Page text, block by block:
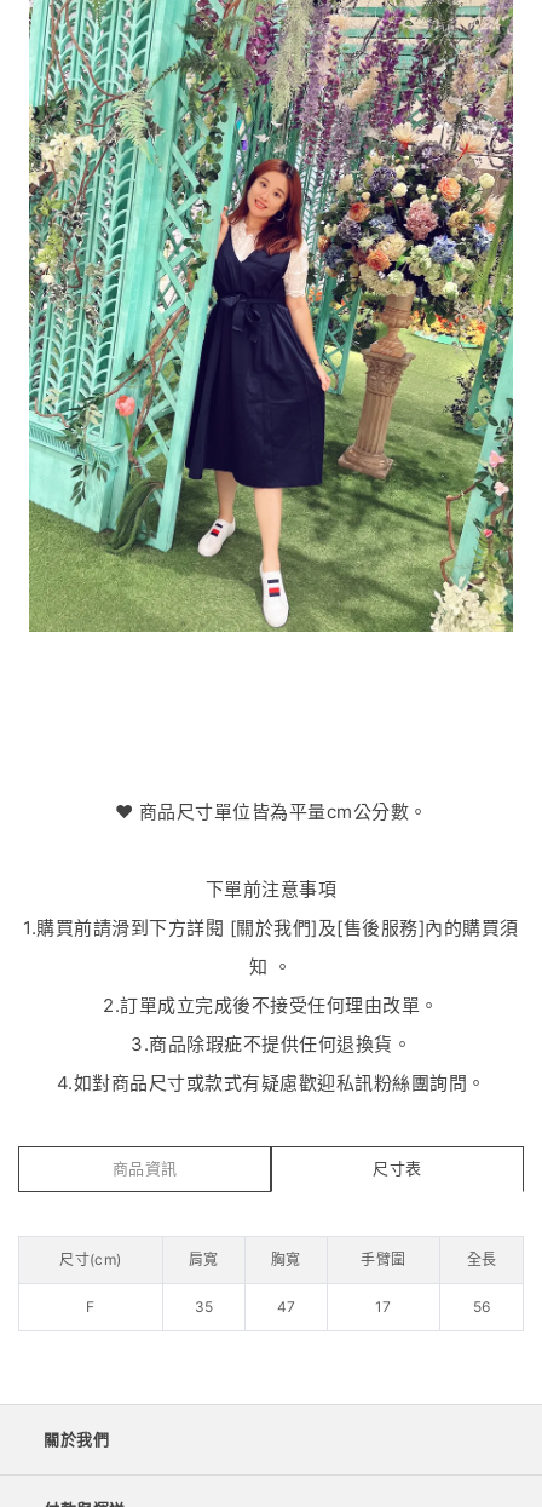
♥️ 商品尺寸單位皆為平量cm公分數。
下單前注意事項
1.購買前請滑到下方詳閱 [關於我們]及[售後服務]內的購買須
知 。
2.訂單成立完成後不接受任何理由改單。
3.商品除瑕疵不提供任何退換貨。
4.如對商品尺寸或款式有疑慮歡迎私訊粉絲團詢問。
商品資訊 尺寸表
尺寸(cm) 肩寬 胸寬 手臂圍 全長
F 35 47 17 56
關於我們